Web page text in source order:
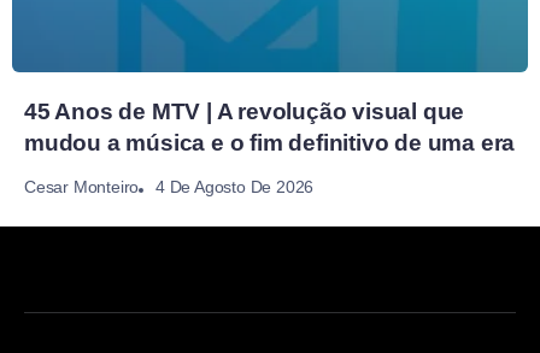
45 Anos de MTV | A revolução visual que
mudou a música e o fim definitivo de uma era
Cesar Monteiro 4 De Agosto De 2026